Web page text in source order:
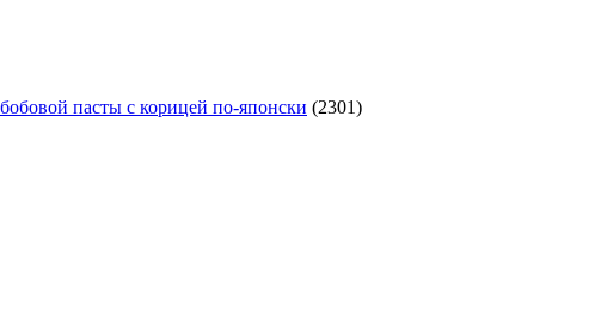
пасты с корицей по‑японски (2301)